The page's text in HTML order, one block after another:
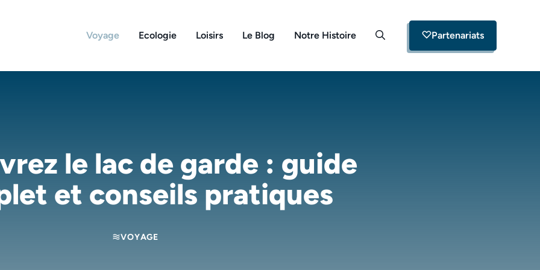
Voyage Ecologie Loisirs Le Blog Notre Histoire Partenariats
le lac de garde : guide
et conseils pratiques
VOYAGE